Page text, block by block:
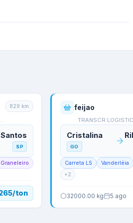
1500 TRANSPORTES - Cat…
829 km
Santos
SP
Graneleiro
ton
feijao
Cristalina
GO
Carreta LS Vanderléia
+2
32000.00 kg 5 ago